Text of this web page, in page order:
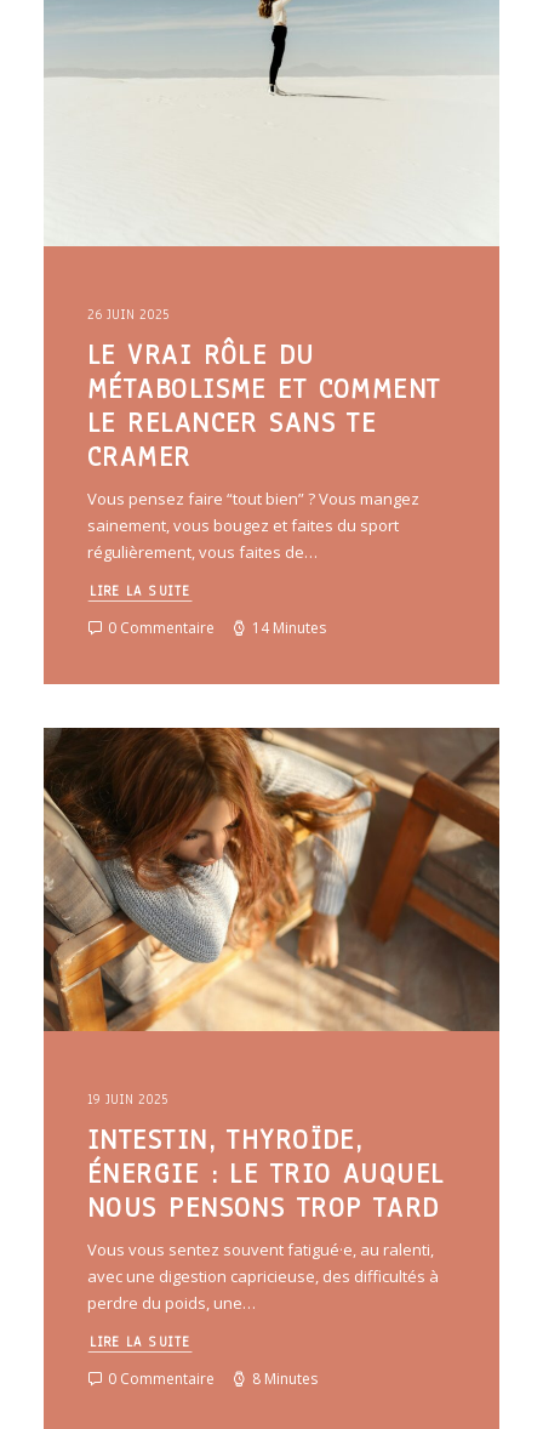
26 JUIN 2025
LE VRAI RÔLE DU
MÉTABOLISME ET COMMENT
LE RELANCER SANS TE
CRAMER
Vous pensez faire “tout bien” ? Vous mangez
sainement, vous bougez et faites du sport
régulièrement, vous faites de…
LIRE LA SUITE
0 Commentaire 14 Minutes
19 JUIN 2025
INTESTIN, THYROÏDE,
ÉNERGIE : LE TRIO AUQUEL
NOUS PENSONS TROP TARD
Vous vous sentez souvent fatigué·e, au ralenti,
avec une digestion capricieuse, des difficultés à
perdre du poids, une…
LIRE LA SUITE
0 Commentaire 8 Minutes